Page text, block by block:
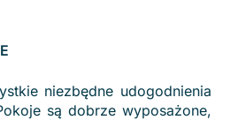
niezbędne udogodnienia
są dobrze wyposażone,